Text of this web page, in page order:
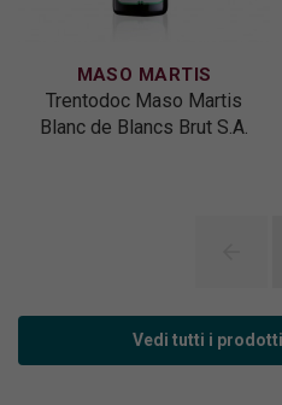
MASO MARTIS
Trentodoc Maso Martis
Blanc de Blancs Brut S.A.
Vedi tutti i